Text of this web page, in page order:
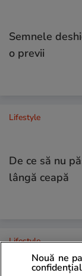
Semnele
o previi
Lifestyle
De ce să nu
lângă ceapă
Lifestyle
Nouă ne